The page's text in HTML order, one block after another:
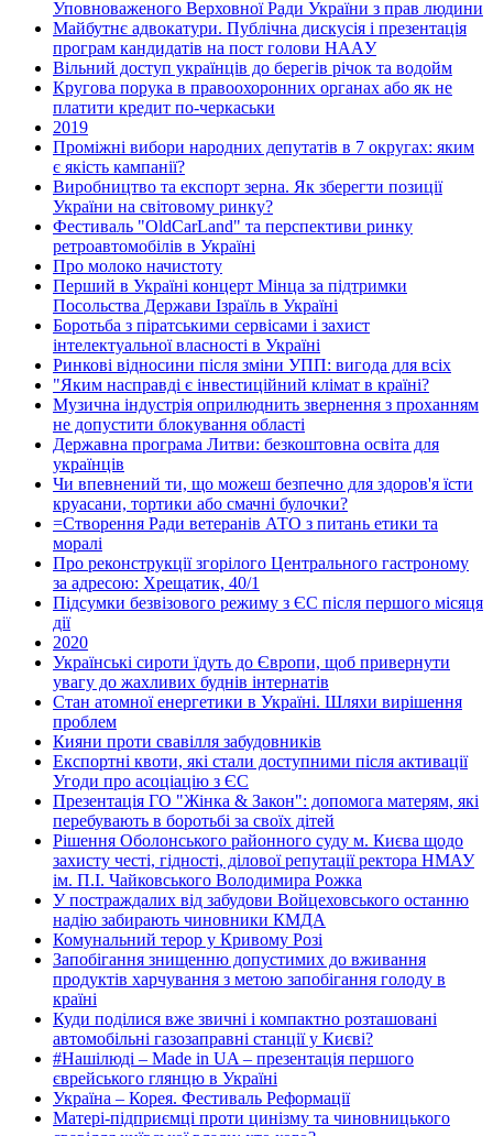
Уповноваженого Верховної Ради України з прав людини
Майбутнє адвокатури. Публічна дискусія і презентація
програм кандидатів на пост голови НААУ
Вільний доступ українців до берегів річок та водойм
Кругова порука в правоохоронних органах або як не
платити кредит по-черкаськи
2019
Проміжні вибори народних депутатів в 7 округах: яким
є якість кампанії?
Виробництво та експорт зерна. Як зберегти позиції
України на світовому ринку?
Фестиваль "OldCarLand" та перспективи ринку
ретроавтомобілів в Україні
Про молоко начистоту
Перший в Україні концерт Мінца за підтримки
Посольства Держави Ізраїль в Україні
Боротьба з піратськими сервісами і захист
інтелектуальної власності в Україні
Ринкові відносини після зміни УПП: вигода для всіх
"Яким насправді є інвестиційний клімат в країні?
Музична індустрія оприлюднить звернення з проханням
не допустити блокування області
Державна програма Литви: безкоштовна освіта для
українців
Чи впевнений ти, що можеш безпечно для здоров'я їсти
круасани, тортики або смачні булочки?
=Створення Ради ветеранів АТО з питань етики та
моралі
Про реконструкції згорілого Центрального гастроному
за адресою: Хрещатик, 40/1
Підсумки безвізового режиму з ЄС після першого місяця
дії
2020
Українські сироти їдуть до Європи, щоб привернути
увагу до жахливих буднів інтернатів
Стан атомної енергетики в Україні. Шляхи вирішення
проблем
Кияни проти свавілля забудовників
Експортні квоти, які стали доступними після активації
Угоди про асоціацію з ЄС
Презентація ГО "Жінка & Закон": допомога матерям, які
перебувають в боротьбі за своїх дітей
Рішення Оболонського районного суду м. Києва щодо
захисту честі, гідності, ділової репутації ректора НМАУ
ім. П.І. Чайковського Володимира Рожка
У постраждалих від забудови Войцеховського останню
надію забирають чиновники КМДА
Комунальний терор у Кривому Розі
Запобігання знищенню допустимих до вживання
продуктів харчування з метою запобігання голоду в
країні
Куди поділися вже звичні і компактно розташовані
автомобільні газозаправні станції у Києві?
#Нашілюді – Made in UA – презентація першого
єврейського глянцю в Україні
Україна – Корея. Фестиваль Реформації
Матері-підприємці проти цинізму та чиновницького